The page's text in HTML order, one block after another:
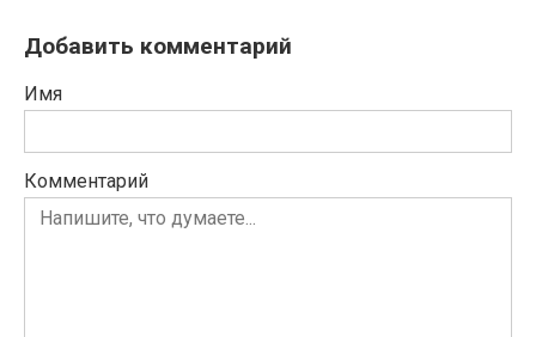
Добавить комментарий
Имя
Комментарий